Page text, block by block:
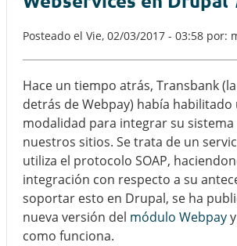
Posteado el Vie, 02/03/2017 - 03:58 por:
Hace un tiempo atrás, Transbank
detrás de Webpay) había habilitado
modalidad para integrar su sistema
nuestros sitios. Se trata de un
utiliza el protocolo SOAP,
integración con respecto a su
soportar esto en Drupal, se ha
nueva versión del módulo Webpay
como funciona.